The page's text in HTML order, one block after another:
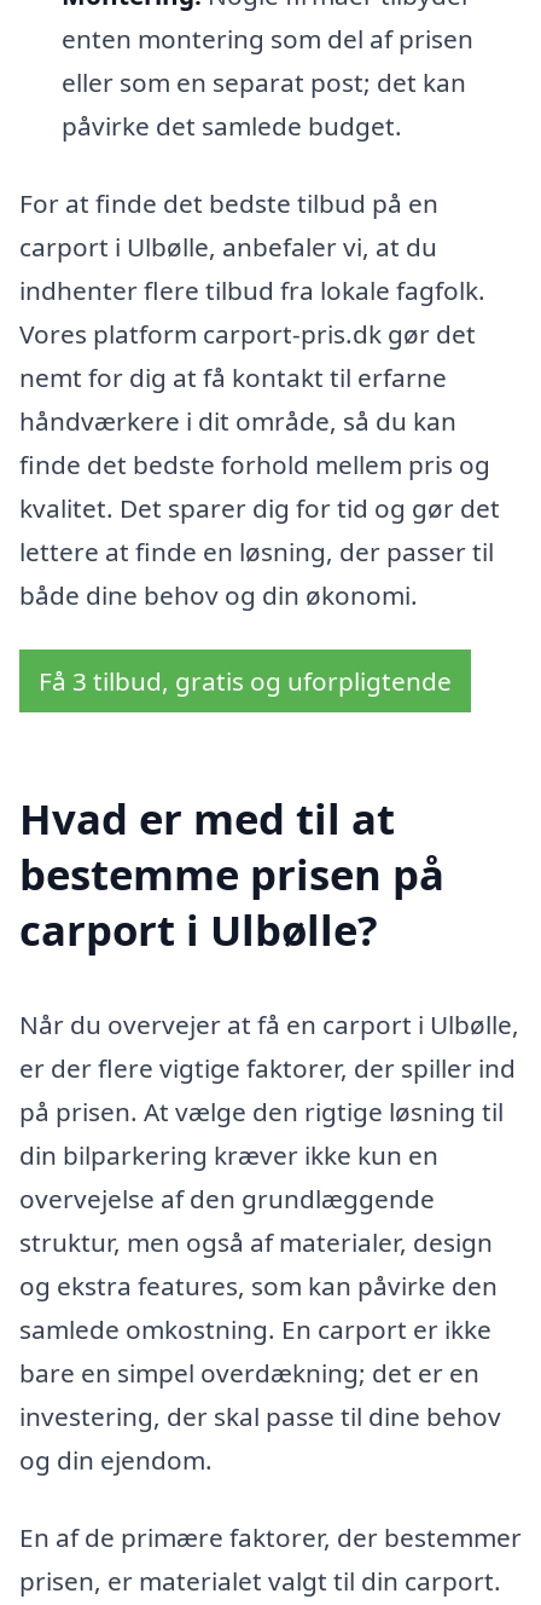
enten montering som del af prisen
eller som en separat post; det kan
påvirke det samlede budget.
For at finde det bedste tilbud på en
carport i Ulbølle, anbefaler vi, at du
indhenter flere tilbud fra lokale fagfolk.
Vores platform carport-pris.dk gør det
nemt for dig at få kontakt til erfarne
håndværkere i dit område, så du kan
finde det bedste forhold mellem pris og
kvalitet. Det sparer dig for tid og gør det
lettere at finde en løsning, der passer til
både dine behov og din økonomi.
Få 3 tilbud, gratis og uforpligtende
Hvad er med til at
bestemme prisen på
carport i Ulbølle?
Når du overvejer at få en carport i Ulbølle,
er der flere vigtige faktorer, der spiller ind
på prisen. At vælge den rigtige løsning til
din bilparkering kræver ikke kun en
overvejelse af den grundlæggende
struktur, men også af materialer, design
og ekstra features, som kan påvirke den
samlede omkostning. En carport er ikke
bare en simpel overdækning; det er en
investering, der skal passe til dine behov
og din ejendom.
En af de primære faktorer, der bestemmer
prisen, er materialet valgt til din carport.